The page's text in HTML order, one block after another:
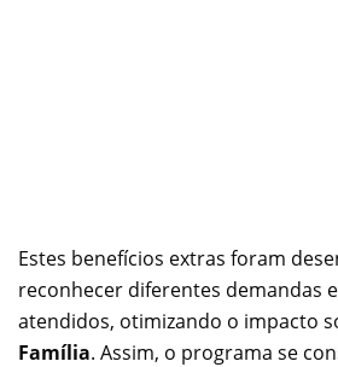
Estes benefícios extras foram
reconhecer diferentes demandas
atendidos, otimizando o impacto
Família. Assim, o programa se